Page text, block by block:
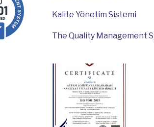
Kalite Yönetim Sistemi
The Quality Management